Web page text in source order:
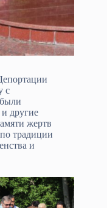
с
другие
жертв
традиции
и